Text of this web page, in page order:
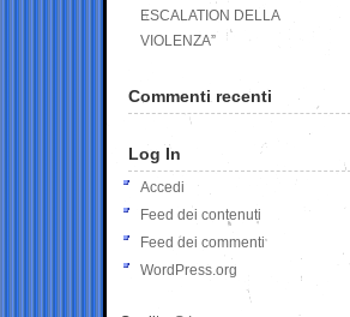
ESCALATION DELLA
VIOLENZA”
Commenti recenti
Log In
Accedi
Feed dei contenuti
Feed dei commenti
WordPress.org